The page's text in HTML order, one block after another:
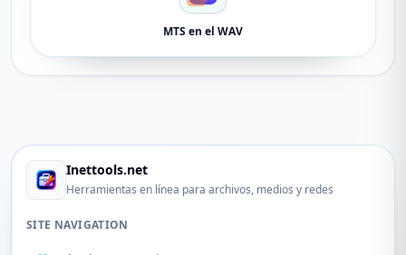
MTS en el WAV
Inettools.net
Herramientas en línea para archivos, medios y redes
SITE NAVIGATION